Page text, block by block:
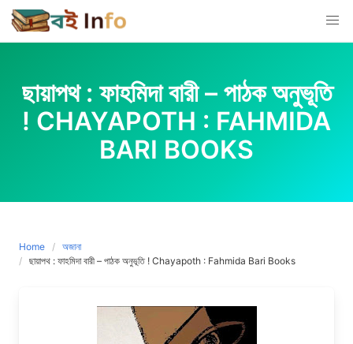
Skip
to
content
ছায়াপথ : ফাহমিদা বারী – পাঠক অনুভূতি
! CHAYAPOTH : FAHMIDA
BARI BOOKS
Home
অজানা
ছায়াপথ : ফাহমিদা বারী – পাঠক অনুভূতি ! Chayapoth : Fahmida Bari Books